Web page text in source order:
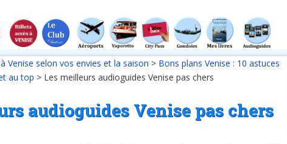
Venise selon vos envies et la saison > Bons plans Venise : 10 astuces
au top > Les meilleurs audioguides Venise pas chers
audioguides Venise pas chers